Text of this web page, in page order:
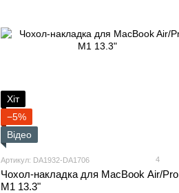
Хіт
−5%
Відео
Артикул: DA1932-DA1706 4
Чохол-накладка для MacBook Air/Pro
M1 13.3"